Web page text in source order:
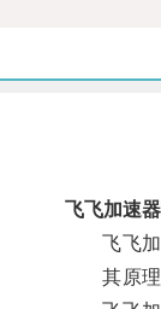
飞飞加速
飞飞加速
其原理是